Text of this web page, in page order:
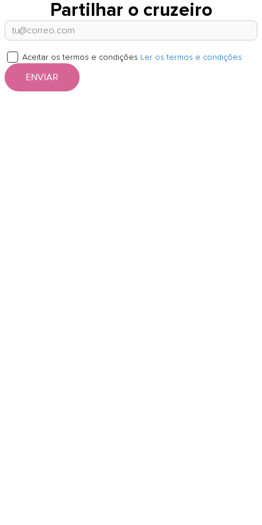
Partilhar o cruzeiro
Aceitar os termos e condições Ler os termos e condições
ENVIAR